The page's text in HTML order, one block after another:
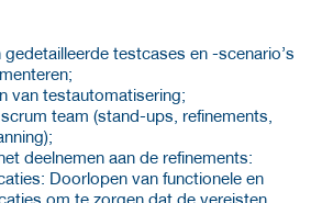
testcases en -scenario’s
van testautomatisering;
team (stand-ups, refinements,
deelnemen aan de refinements:
Doorlopen van functionele en
om te zorgen dat de vereisten